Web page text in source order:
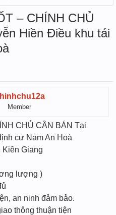
– CHÍNH CHỦ
Hiền Điều khu tái
Member
CHỦ CẦN BÁN Tại
cư Nam An Hoà
Kiên Giang
lượng )
an ninh đảm bảo.
thông thuận tiện